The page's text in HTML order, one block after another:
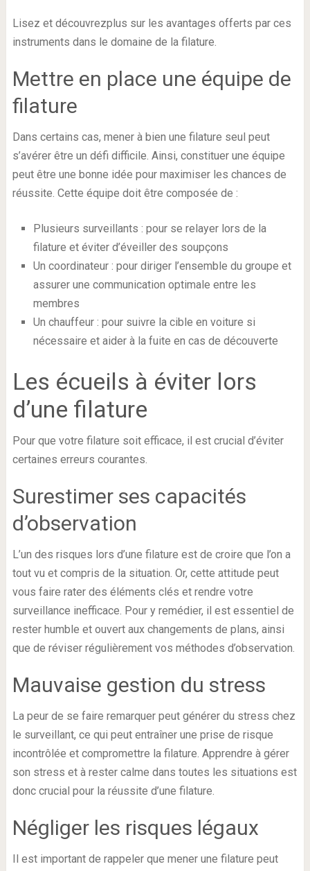
Lisez et découvrezplus sur les avantages offerts par ces
instruments dans le domaine de la filature.
Mettre en place une équipe de
filature
Dans certains cas, mener à bien une filature seul peut
s’avérer être un défi difficile. Ainsi, constituer une équipe
peut être une bonne idée pour maximiser les chances de
réussite. Cette équipe doit être composée de :
Plusieurs surveillants : pour se relayer lors de la
filature et éviter d’éveiller des soupçons
Un coordinateur : pour diriger l’ensemble du groupe et
assurer une communication optimale entre les
membres
Un chauffeur : pour suivre la cible en voiture si
nécessaire et aider à la fuite en cas de découverte
Les écueils à éviter lors
d’une filature
Pour que votre filature soit efficace, il est crucial d’éviter
certaines erreurs courantes.
Surestimer ses capacités
d’observation
L’un des risques lors d’une filature est de croire que l’on a
tout vu et compris de la situation. Or, cette attitude peut
vous faire rater des éléments clés et rendre votre
surveillance inefficace. Pour y remédier, il est essentiel de
rester humble et ouvert aux changements de plans, ainsi
que de réviser régulièrement vos méthodes d’observation.
Mauvaise gestion du stress
La peur de se faire remarquer peut générer du stress chez
le surveillant, ce qui peut entraîner une prise de risque
incontrôlée et compromettre la filature. Apprendre à gérer
son stress et à rester calme dans toutes les situations est
donc crucial pour la réussite d’une filature.
Négliger les risques légaux
Il est important de rappeler que mener une filature peut